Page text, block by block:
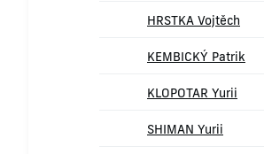
HRSTKA Vojtěch
KEMBICKÝ Patrik
KLOPOTAR Yurii
SHIMAN Yurii